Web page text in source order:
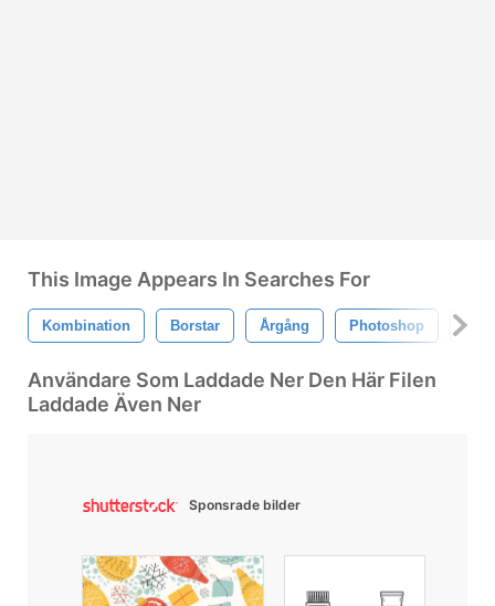
This Image Appears In Searches For
Kombination Borstar Årgång Photoshop
Användare Som Laddade Ner Den Här Filen
Laddade Även Ner
Sponsrade bilder